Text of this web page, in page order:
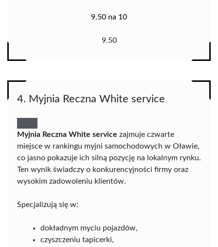
9.50 na 10
9.50
4. Myjnia Reczna White service
Myjnia Reczna White service zajmuje czwarte
miejsce w rankingu myjni samochodowych w Oławie,
co jasno pokazuje ich silną pozycję na lokalnym rynku.
Ten wynik świadczy o konkurencyjności firmy oraz
wysokim zadowoleniu klientów.
Specjalizują się w:
dokładnym myciu pojazdów,
czyszczeniu tapicerki,